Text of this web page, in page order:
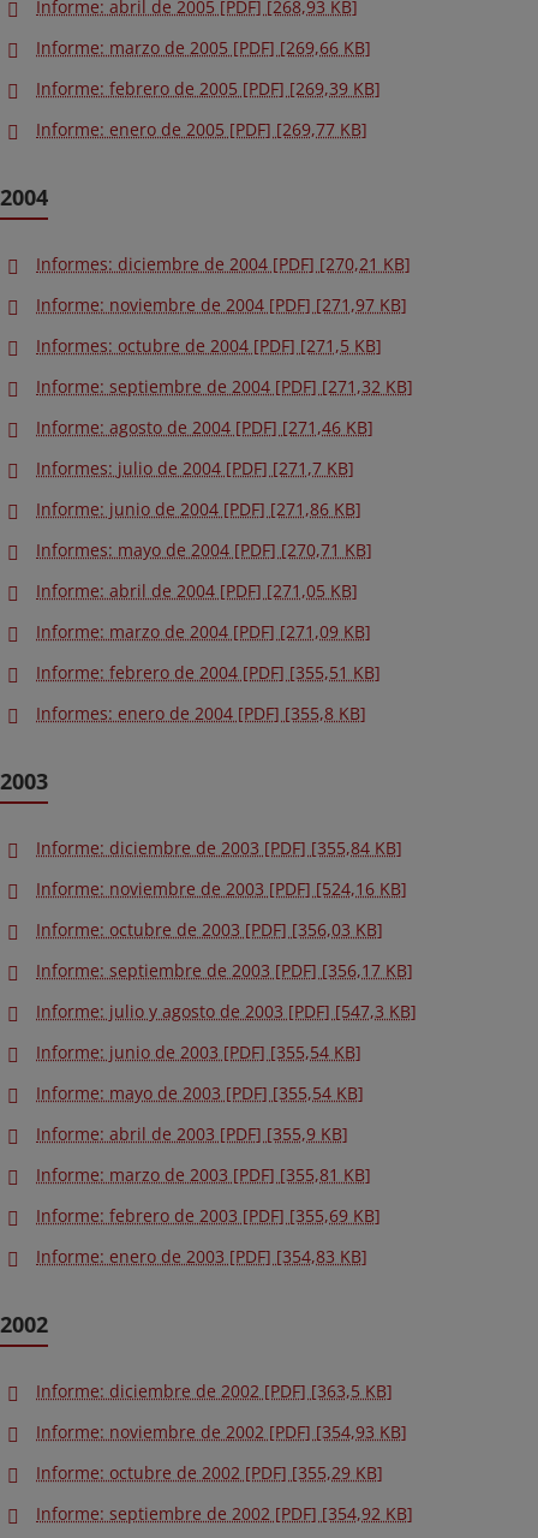
Informe: abril de 2005 [PDF] [268,93 KB]
Informe: marzo de 2005 [PDF] [269,66 KB]
Informe: febrero de 2005 [PDF] [269,39 KB]
Informe: enero de 2005 [PDF] [269,77 KB]
2004
Informes: diciembre de 2004 [PDF] [270,21 KB]
Informe: noviembre de 2004 [PDF] [271,97 KB]
Informes: octubre de 2004 [PDF] [271,5 KB]
Informe: septiembre de 2004 [PDF] [271,32 KB]
Informe: agosto de 2004 [PDF] [271,46 KB]
Informes: julio de 2004 [PDF] [271,7 KB]
Informe: junio de 2004 [PDF] [271,86 KB]
Informes: mayo de 2004 [PDF] [270,71 KB]
Informe: abril de 2004 [PDF] [271,05 KB]
Informe: marzo de 2004 [PDF] [271,09 KB]
Informe: febrero de 2004 [PDF] [355,51 KB]
Informes: enero de 2004 [PDF] [355,8 KB]
2003
Informe: diciembre de 2003 [PDF] [355,84 KB]
Informe: noviembre de 2003 [PDF] [524,16 KB]
Informe: octubre de 2003 [PDF] [356,03 KB]
Informe: septiembre de 2003 [PDF] [356,17 KB]
Informe: julio y agosto de 2003 [PDF] [547,3 KB]
Informe: junio de 2003 [PDF] [355,54 KB]
Informe: mayo de 2003 [PDF] [355,54 KB]
Informe: abril de 2003 [PDF] [355,9 KB]
Informe: marzo de 2003 [PDF] [355,81 KB]
Informe: febrero de 2003 [PDF] [355,69 KB]
Informe: enero de 2003 [PDF] [354,83 KB]
2002
Informe: diciembre de 2002 [PDF] [363,5 KB]
Informe: noviembre de 2002 [PDF] [354,93 KB]
Informe: octubre de 2002 [PDF] [355,29 KB]
Informe: septiembre de 2002 [PDF] [354,92 KB]